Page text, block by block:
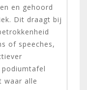
en gehoord
Dit draagt bij
of speeches,
waar alle